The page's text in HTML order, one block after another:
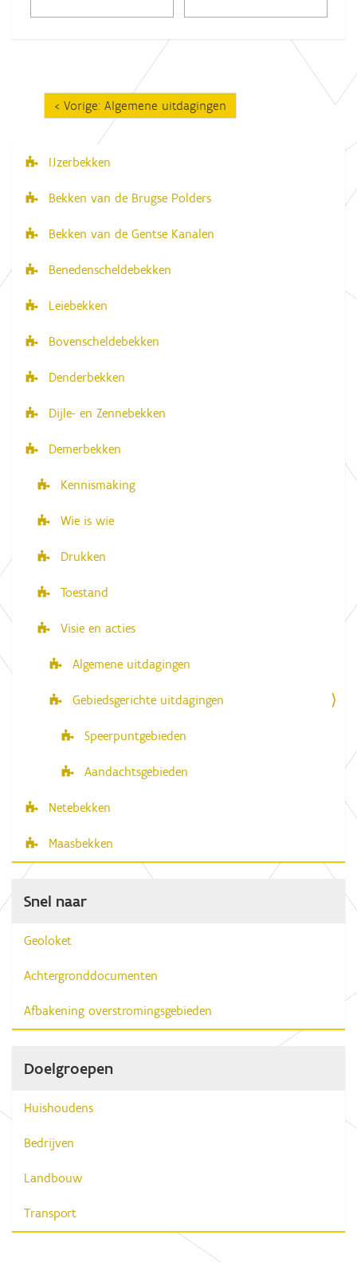
Vorige: Algemene uitdagingen
N
a
i
g
t
IJzerbekken
Bekken van de Brugse Polders
Bekken van de Gentse Kanalen
Benedenscheldebekken
Leiebekken
Bovenscheldebekken
Denderbekken
Dijle- en Zennebekken
Demerbekken
Kennismaking
Wie is wie
Drukken
Toestand
Visie en acties
Algemene uitdagingen
Gebiedsgerichte uitdagingen
Speerpuntgebieden
Aandachtsgebieden
Netebekken
Maasbekken
Snel naar
Geoloket
Achtergronddocumenten
Afbakening overstromingsgebieden
Doelgroepen
Huishoudens
Bedrijven
Landbouw
Transport